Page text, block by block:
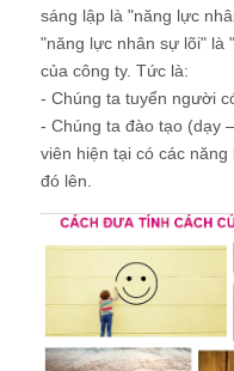
sáng lập là "năng lực
"năng lực nhân sự lõi" là
của công ty. Tức là:
- Chúng ta tuyển người
- Chúng ta đào tạo (dạy
viên hiện tại có các
đó lên.